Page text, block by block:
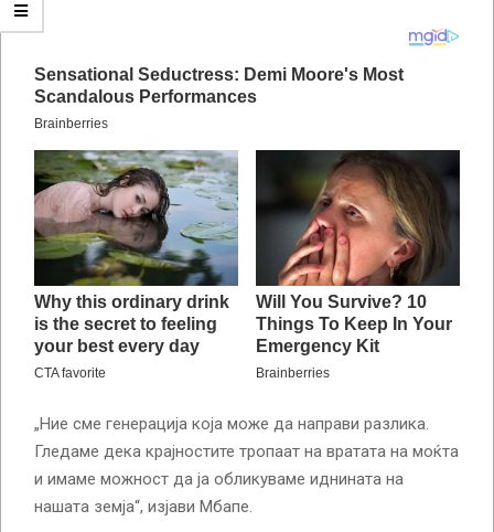
„Ние сме генерација која може да направи разлика.
Гледаме дека крајностите тропаат на вратата на моќта
и имаме можност да ја обликуваме иднината на
нашата земја“, изјави Мбапе.